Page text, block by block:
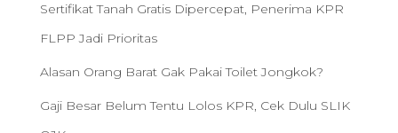
Sertifikat Tanah Gratis Dipercepat, Penerima KPR
FLPP Jadi Prioritas
Alasan Orang Barat Gak Pakai Toilet Jongkok?
Gaji Besar Belum Tentu Lolos KPR, Cek Dulu SLIK